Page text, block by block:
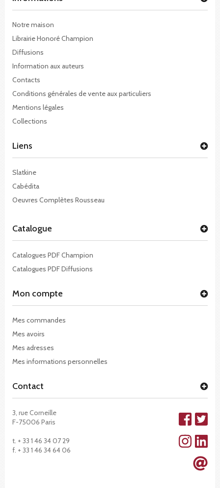
Notre maison
Librairie Honoré Champion
Diffusions
Information aux auteurs
Contacts
Conditions générales de vente aux particuliers
Mentions légales
Collections
Liens
Slatkine
Cabédita
Oeuvres Complètes Rousseau
Catalogue
Catalogues PDF Champion
Catalogues PDF Diffusions
Mon compte
Mes commandes
Mes avoirs
Mes adresses
Mes informations personnelles
Contact
3, rue Corneille
F-75006 Paris
t. + 33 1 46 34 07 29
f. + 33 1 46 34 64 06